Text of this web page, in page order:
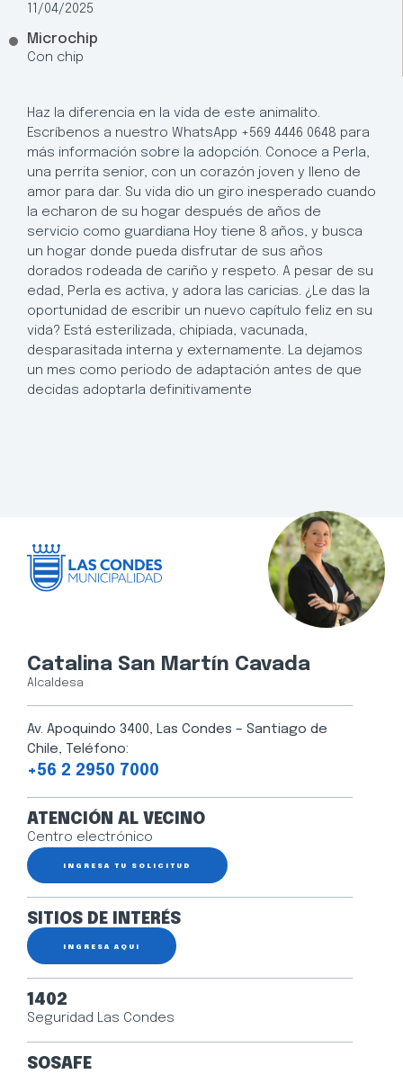
11/04/2025
Microchip
Con chip
Haz la diferencia en la vida de este animalito.
Escríbenos a nuestro WhatsApp +569 4446 0648 para
más información sobre la adopción. Conoce a Perla,
una perrita senior, con un corazón joven y lleno de
amor para dar. Su vida dio un giro inesperado cuando
la echaron de su hogar después de años de
servicio como guardiana Hoy tiene 8 años, y busca
un hogar donde pueda disfrutar de sus años
dorados rodeada de cariño y respeto. A pesar de su
edad, Perla es activa, y adora las caricias. ¿Le das la
oportunidad de escribir un nuevo capítulo feliz en su
vida? Está esterilizada, chipiada, vacunada,
desparasitada interna y externamente. La dejamos
un mes como periodo de adaptación antes de que
decidas adoptarla definitivamente
Catalina San Martín Cavada
Alcaldesa
Av. Apoquindo 3400, Las Condes – Santiago de
Chile, Teléfono:
+56 2 2950 7000
ATENCIÓN AL VECINO
Centro electrónico
INGRESA TU SOLICITUD
SITIOS DE INTERÉS
INGRESA AQUÍ
1402
Seguridad Las Condes
SOSAFE